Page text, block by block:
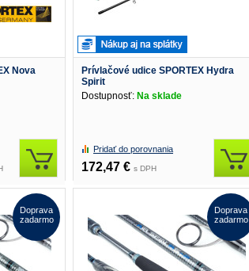
Nova
Prívlačové udice SPORTEX Hydra
Spirit
Dostupnosť: Na sklade
Pridať do porovnania
172,47 € s DPH
Doprava
zadarmo
Doprava
zadarmo